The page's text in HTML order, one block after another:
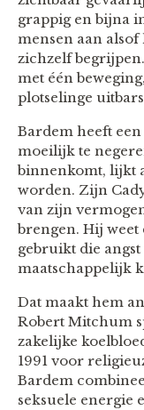
grappig en bijna
mensen aan
zichzelf
met één
plotselinge
Bardem heeft
moeilijk te
binnenkomt, lijkt
worden. Zijn
van zijn
brengen. Hij weet
gebruikt die
maatschappelijk
Dat maakt hem
Robert Mitchum
zakelijke
1991 voor
Bardem
seksuele energie